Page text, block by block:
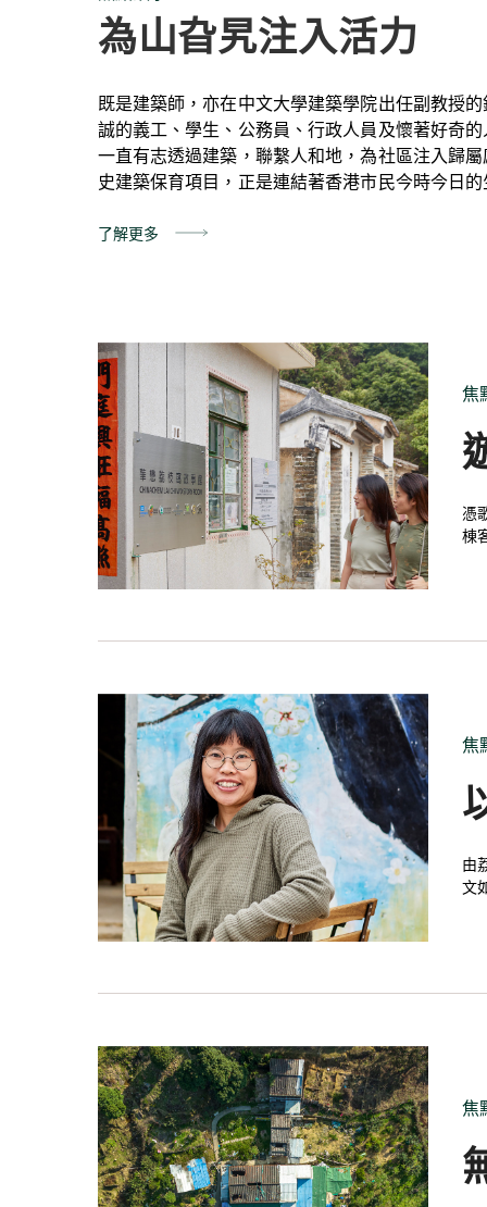
為山旮旯注入活力
既是建築師，亦在中文大學建築學院出任副教授
誠的義工、學生、公務員、行政人員及懷著好奇
一直有志透過建築，聯繫人和地，為社區注入歸
史建築保育項目，正是連結著香港市民今時今日
了解更多
焦
憑
棟
焦
由
文
焦